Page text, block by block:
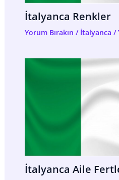
İtalyanca Renkler
Yorum Bırakın / İtalyanca /
İtalyanca Aile